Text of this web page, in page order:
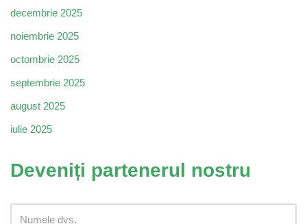
decembrie 2025
noiembrie 2025
octombrie 2025
septembrie 2025
august 2025
iulie 2025
Deveniți partenerul nostru